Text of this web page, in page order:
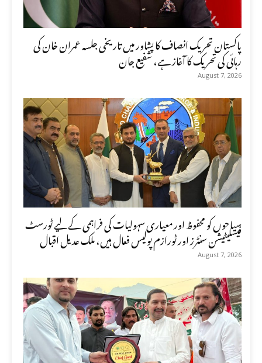
پاکستان تحریک انصاف کا پشاور میں تاریخی جلسہ عمران خان کی
رہائی کی تحریک کا آغاز ہے، شفیع جان
August 7, 2026
سیاحوں کو محفوظ اور معیاری سہولیات کی فراہمی کے لیے ٹورسٹ
فیسلیٹیشن سنٹرز اور ٹورازم پولیس فعال ہیں، ملک عدیل اقبال
August 7, 2026